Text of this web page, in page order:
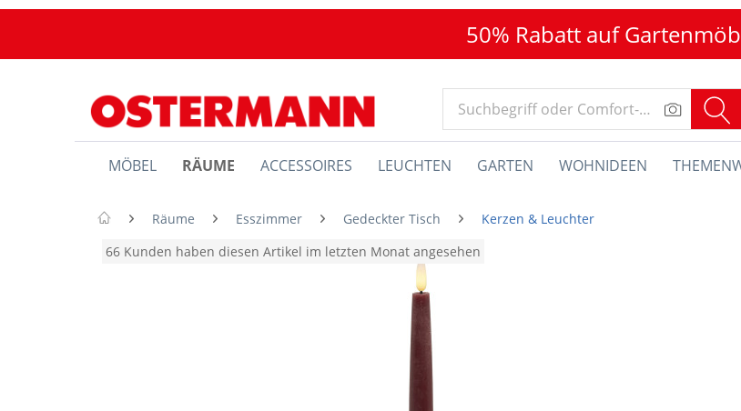
50% Rabatt auf
MÖBEL RÄUME ACCESSOIRES LEUCHTEN GARTEN WOHNIDEEN
Räume Esszimmer Gedeckter Tisch
Kerzen & Leuchter
66 Kunden haben diesen Artikel im letzten Monat angesehen